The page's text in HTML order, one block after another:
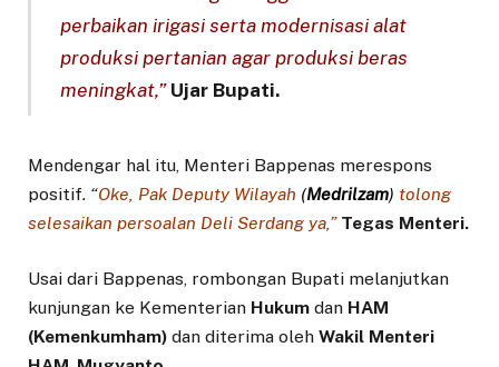
perbaikan irigasi serta modernisasi alat
produksi pertanian agar produksi beras
meningkat,” Ujar Bupati.
Mendengar hal itu, Menteri Bappenas merespons
positif. “Oke, Pak Deputy Wilayah (Medrilzam) tolong
selesaikan persoalan Deli Serdang ya,” Tegas Menteri.
Usai dari Bappenas, rombongan Bupati melanjutkan
kunjungan ke Kementerian Hukum dan HAM
(Kemenkumham) dan diterima oleh Wakil Menteri